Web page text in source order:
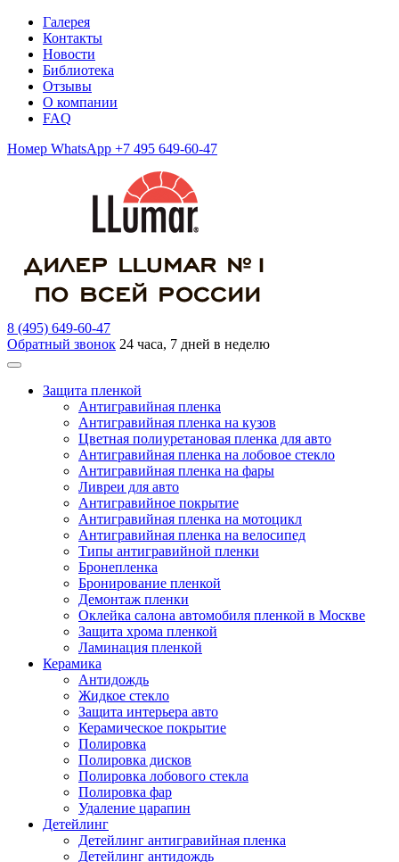
Галерея
Контакты
Новости
Библиотека
Отзывы
О компании
FAQ
Номер WhatsApp +7 495 649-60-47
8 (495) 649-60-47
Обратный звонок 24 часа, 7 дней в неделю
Защита пленкой
Антигравийная пленка
Антигравийная пленка на кузов
Цветная полиуретановая пленка для авто
Антигравийная пленка на лобовое стекло
Антигравийная пленка на фары
Ливреи для авто
Антигравийное покрытие
Антигравийная пленка на мотоцикл
Антигравийная пленка на велосипед
Типы антигравийной пленки
Бронепленка
Бронирование пленкой
Демонтаж пленки
Оклейка салона автомобиля пленкой в Москве
Защита хрома пленкой
Ламинация пленкой
Керамика
Антидождь
Жидкое стекло
Защита интерьера авто
Керамическое покрытие
Полировка
Полировка дисков
Полировка лобового стекла
Полировка фар
Удаление царапин
Детейлинг
Детейлинг антигравийная пленка
Детейлинг антидождь